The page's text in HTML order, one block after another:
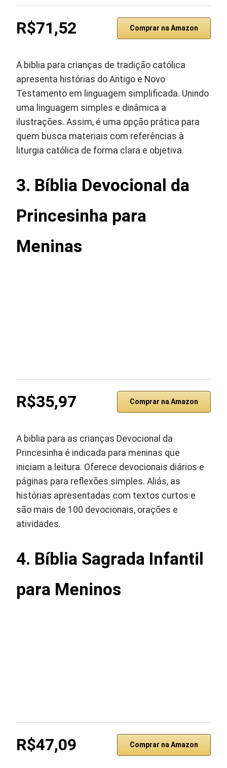
R$71,52 Comprar na Amazon
A biblia para crianças de tradição católica
apresenta histórias do Antigo e Novo
Testamento em linguagem simplificada. Unindo
uma linguagem simples e dinâmica a
ilustrações. Assim, é uma opção prática para
quem busca materiais com referências à
liturgia católica de forma clara e objetiva.
3. Bíblia Devocional da
Princesinha para
Meninas
R$35,97 Comprar na Amazon
A biblia para as crianças Devocional da
Princesinha é indicada para meninas que
iniciam a leitura. Oferece devocionais diários e
páginas para reflexões simples. Aliás, as
histórias apresentadas com textos curtos e
são mais de 100 devocionais, orações e
atividades.
4. Bíblia Sagrada Infantil
para Meninos
R$47,09 Comprar na Amazon